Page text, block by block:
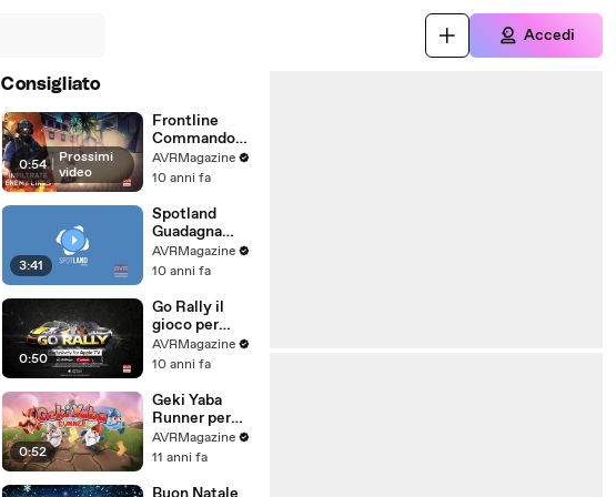
Accedi
Consigliato
0:54 | Prossimi
video
Frontline
Commando
Rivals il gioco
per iOS e
AVRMagazine
.com
AVRMagazine
10 anni fa
3:41
Spotland
Guadagna
Guardando
pubblicità su
-
AVRMagazine
.com
AVRMagazine
10 anni fa
0:50
Go Rally il
gioco per
Apple TV -
AVRMagazine
AVRMagazine
10 anni fa
0:52
Geki Yaba
Runner per
iPhone iPad e
Android-
.com
AVRMagazine
11 anni fa